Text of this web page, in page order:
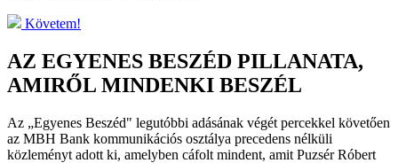
Követem!
AZ EGYENES BESZÉD PILLANATA,
AMIRŐL MINDENKI BESZÉL
Az „Egyenes Beszéd" legutóbbi adásának végét percekkel követően
az MBH Bank kommunikációs osztálya precedens nélküli
közleményt adott ki, amelyben cáfolt mindent, amit Puzsér Róbert